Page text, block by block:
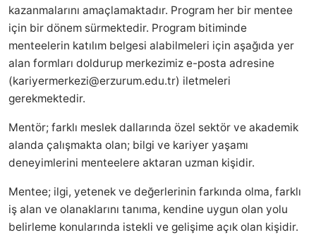
kazanmalarını amaçlamaktadır. Program her bir mentee
için bir dönem sürmektedir. Program bitiminde
menteelerin katılım belgesi alabilmeleri için aşağıda yer
alan formları doldurup merkezimiz e-posta adresine
(kariyermerkezi@erzurum.edu.tr) iletmeleri
gerekmektedir.
Mentör; farklı meslek dallarında özel sektör ve akademik
alanda çalışmakta olan; bilgi ve kariyer yaşamı
deneyimlerini menteelere aktaran uzman kişidir.
Mentee; ilgi, yetenek ve değerlerinin farkında olma, farklı
iş alan ve olanaklarını tanıma, kendine uygun olan yolu
belirleme konularında istekli ve gelişime açık olan kişidir.